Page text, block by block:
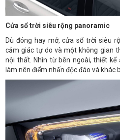
Cửa sổ trời siêu rộng panoramic
Dù đóng hay mở, cửa sổ trời siêu
cảm giác tự do và một không gian
nội thất. Nhìn từ bên ngoài, thiết
làm nên điểm nhấn độc đáo và khác